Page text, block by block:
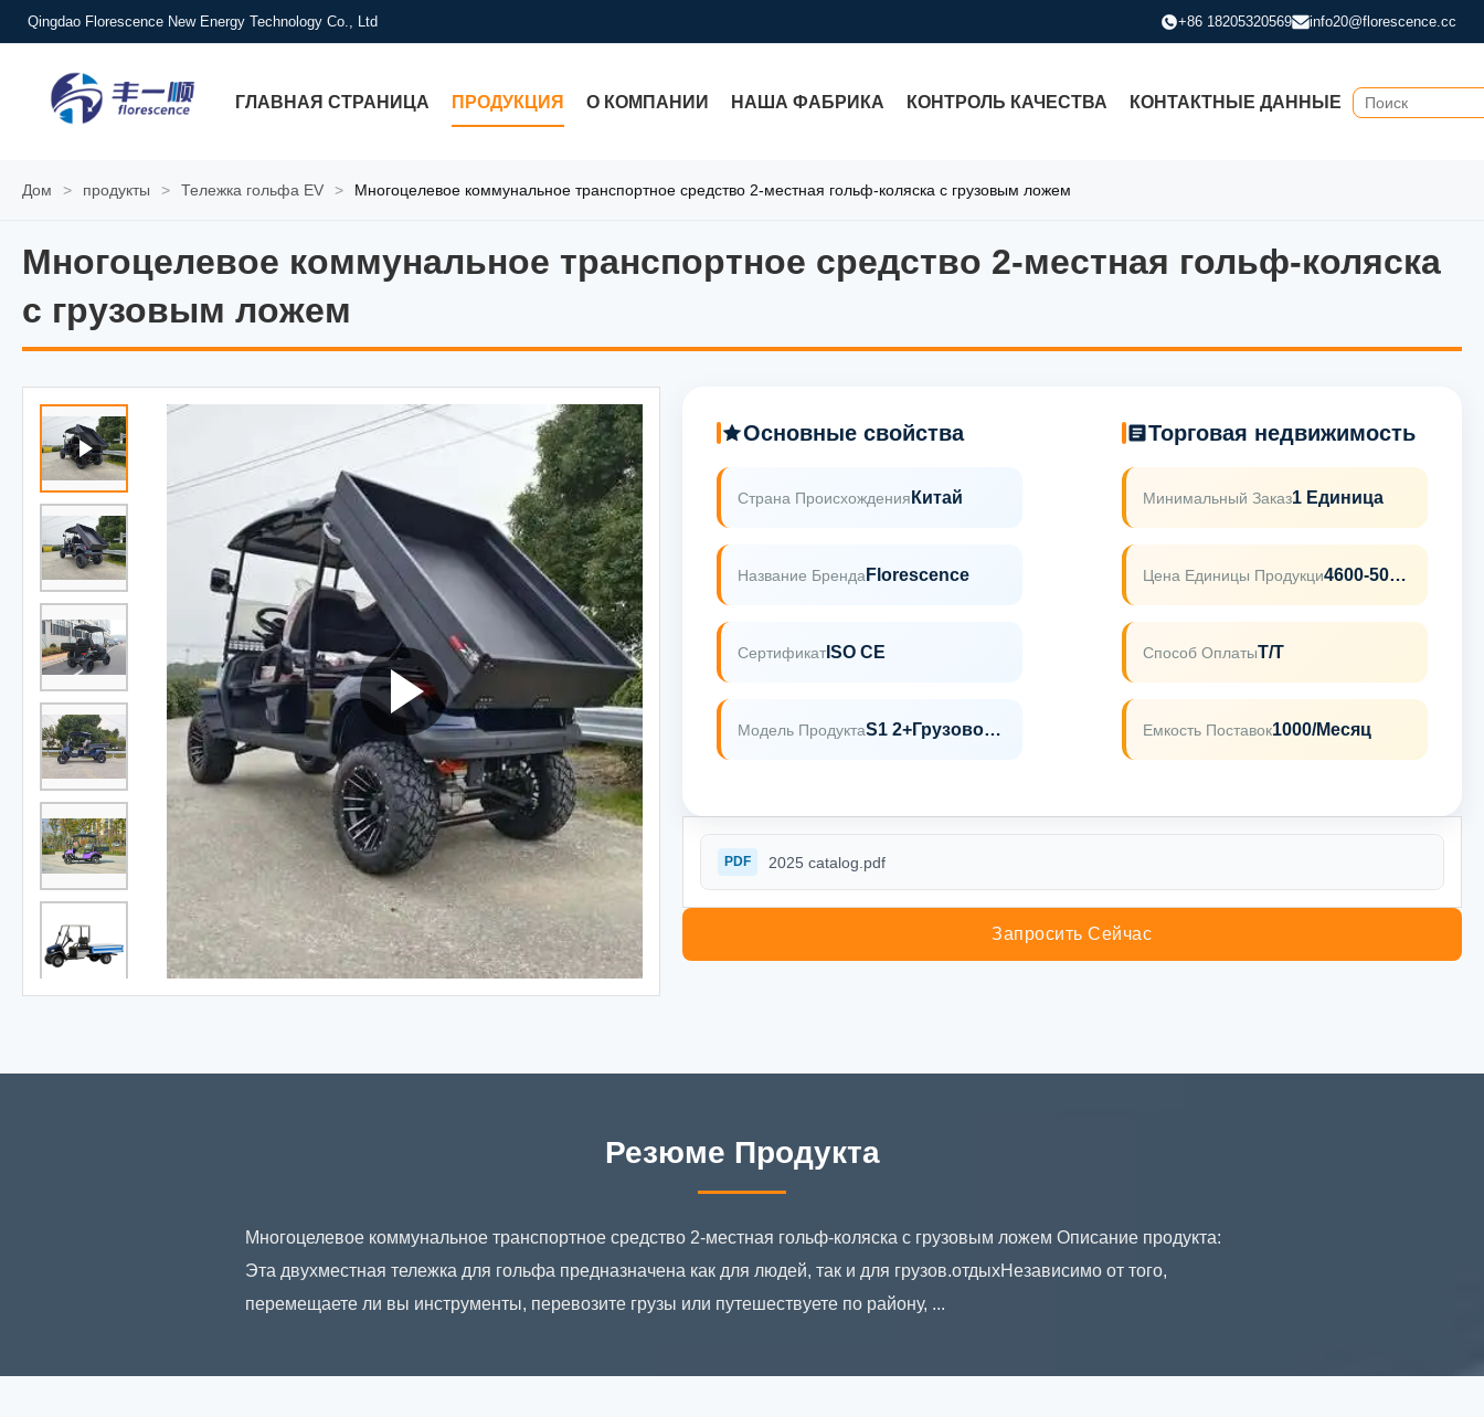
Qingdao Florescence New Energy Technology Co., Ltd +86 18205320569 info20@florescence.cc
ГЛАВНАЯ СТРАНИЦА ПРОДУКЦИЯ О КОМПАНИИ НАША ФАБРИКА КОНТРОЛЬ КАЧЕСТВА КОНТАКТНЫЕ ДАННЫЕ
Дом > продукты > Тележка гольфа EV > Многоцелевое коммунальное транспортное средство 2-местная гольф-коляска с грузовым ложем
Многоцелевое коммунальное транспортное средство 2-местная гольф-коляска
с грузовым ложем
Многоцелевое коммунальное транспортное средство 2-местная гольф-коляска
Основные свойства
Страна Происхождения Китай
Название Бренда Florescence
СертификатISO CE
Модель Продукта S1 2+грузовой Ящик
Торговая недвижимость
Минимальный Заказ1 Единица
Цена Единицы Продукци 4600-5000usd
Способ ОплатыТ/Т
Емкость Поставок1000/месяц
PDF 2025 catalog.pdf
Запросить Сейчас
Резюме Продукта
Многоцелевое коммунальное транспортное средство 2-местная гольф-коляска с грузовым ложем Описание продукта:
Эта двухместная тележка для гольфа предназначена как для людей, так и для грузов.отдыхНезависимо от того,
перемещаете ли вы инструменты, перевозите грузы или путешествуете по району, ...